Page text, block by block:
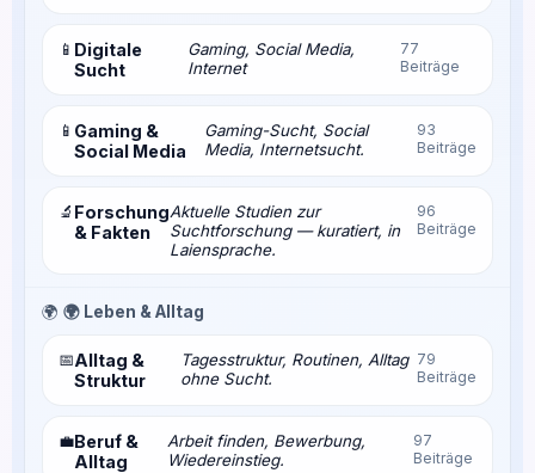
📱 Digitale
Sucht
Gaming, Social Media,
Internet
77
Beiträge
📱 Gaming &
Social Media
Gaming-Sucht, Social
Media, Internetsucht.
93
Beiträge
🔬 Forschung
& Fakten
Aktuelle Studien zur
Suchtforschung — kuratiert, in
Laiensprache.
96
Beiträge
🌍 🌍 Leben & Alltag
📅Alltag &
Struktur
Tagesstruktur, Routinen, Alltag
ohne Sucht.
79
Beiträge
💼Beruf &
Alltag
Arbeit finden, Bewerbung,
Wiedereinstieg.
97
Beiträge